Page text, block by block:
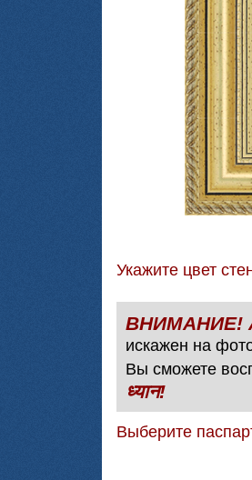
Укажите цвет
искажен на
Вы сможете
ध्यान!
Выберите